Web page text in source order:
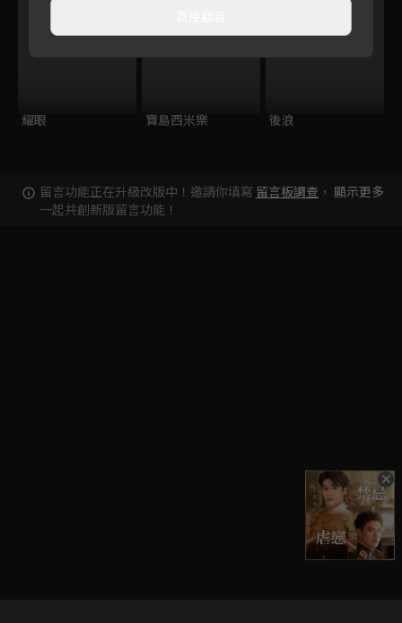
耀眼 寶島西米樂 後浪
留言功能正在升級改版中！邀請你填寫 留言板調查 ，
一起共創新版留言功能！
顯示更多